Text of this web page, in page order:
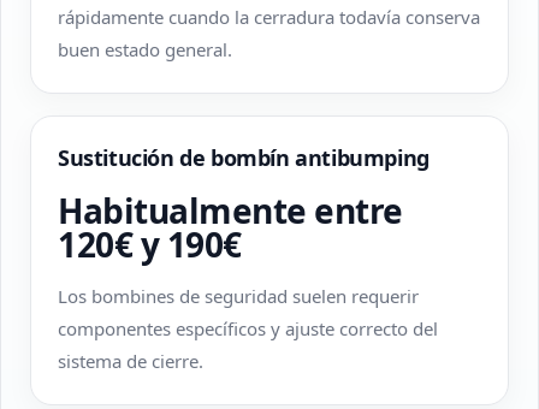
rápidamente cuando la cerradura todavía conserva
buen estado general.
Sustitución de bombín antibumping
Habitualmente entre
120€ y 190€
Los bombines de seguridad suelen requerir
componentes específicos y ajuste correcto del
sistema de cierre.